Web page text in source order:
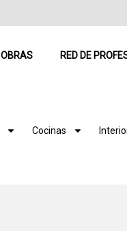
OBRAS RED DE
Cocinas